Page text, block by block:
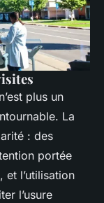
plus un
La
: des
portée
l’utilisation
l’usure